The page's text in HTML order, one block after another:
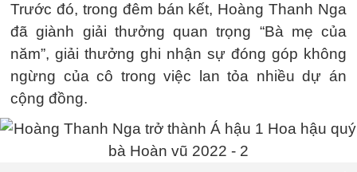
Trước đó, trong đêm bán kết, Hoàng Thanh Nga
đã giành giải thưởng quan trọng “Bà mẹ của
năm”, giải thưởng ghi nhận sự đóng góp không
ngừng của cô trong việc lan tỏa nhiều dự án
cộng đồng.